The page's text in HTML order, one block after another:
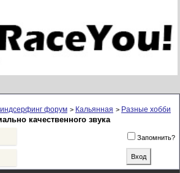
форум > Кальянная > Разные хобби
качественного звука
Запомнить?